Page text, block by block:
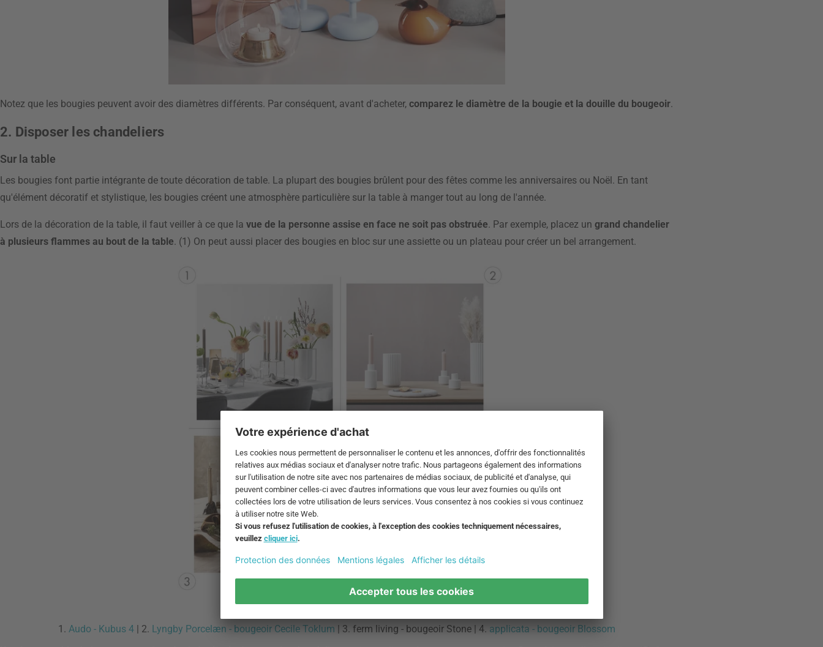
Notez que les bougies peuvent avoir des diamètres différents. Par conséquent, avant d'acheter, comparez le diamètre de la bougie et la douille du bougeoir.
2. Disposer les chandeliers
Sur la table
Les bougies font partie intégrante de toute décoration de table. La plupart des bougies brûlent pour des fêtes comme les anniversaires ou Noël. En tant
qu'élément décoratif et stylistique, les bougies créent une atmosphère particulière sur la table à manger tout au long de l'année.
Lors de la décoration de la table, il faut veiller à ce que la vue de la personne assise en face ne soit pas obstruée. Par exemple, placez un grand chandelier
à plusieurs flammes au bout de la table. (1) On peut aussi placer des bougies en bloc sur une assiette ou un plateau pour créer un bel arrangement.
1. Audo - Kubus 4 | 2. Lyngby Porcelæn - bougeoir Cecile Toklum | 3. ferm living - bougeoir Stone | 4. applicata - bougeoir Blossom